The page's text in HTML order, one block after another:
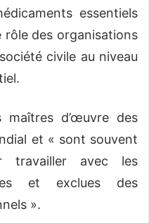
essentiels
rôle des organisations
civile au niveau
maîtres d’œuvre des
et « sont souvent
travailler avec les
et exclues des
».